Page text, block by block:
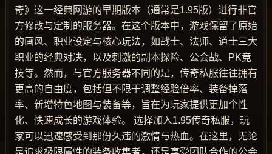
奇》这一经典网游的早期版本（通常是1.95版）进行非官
方修改与定制的服务器。在这个版本中，游戏保留了原始
的画风、职业设定与核心玩法，如战士、法师、道士三大
职业的经典对决，以及刺激的副本探险、公会战、PK竞
技等。然而，与官方服务器不同的是，传奇私服往往拥有
更高的自由度，包括但不限于调整经验倍率、装备掉落
率、新增特色地图与装备等，旨在为玩家提供更加个性
化、快速成长的游戏体验。 选择加入1.95传奇私服，玩
家可以迅速感受到那份久违的激情与热血。在这里，无论
是追求极限属性的装备收集者，还是享受团队合作的公会